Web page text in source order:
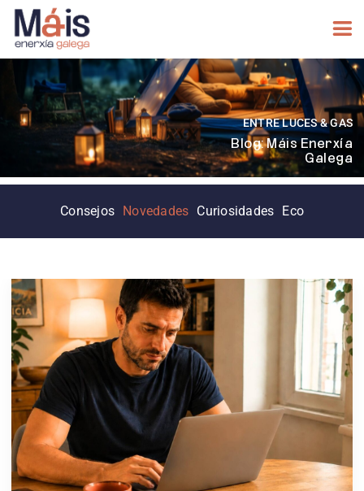
ENTRE LUCES & GAS
Blog: Máis Enerxía
Galega
Consejos Novedades Curiosidades Eco